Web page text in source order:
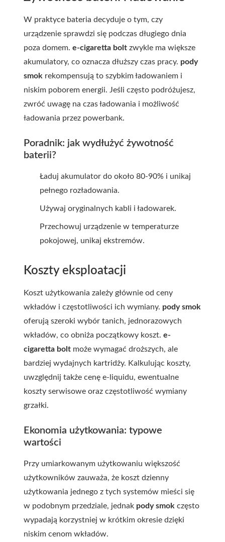
W praktyce bateria decyduje o tym, czy
urządzenie sprawdzi się podczas długiego dnia
poza domem. e-cigaretta bolt zwykle ma większe
akumulatory, co oznacza dłuższy czas pracy. pody
smok rekompensują to szybkim ładowaniem i
niskim poborem energii. Jeśli często podróżujesz,
zwróć uwagę na czas ładowania i możliwość
ładowania przez powerbank.
Poradnik: jak wydłużyć żywotność
baterii?
Ładuj akumulator do około 80-90% i unikaj
pełnego rozładowania.
Używaj oryginalnych kabli i ładowarek.
Przechowuj urządzenie w temperaturze
pokojowej, unikaj ekstremów.
Koszty eksploatacji
Koszt użytkowania zależy głównie od ceny
wkładów i częstotliwości ich wymiany. pody smok
oferują szeroki wybór tanich, jednorazowych
wkładów, co obniża początkowy koszt. e-
cigaretta bolt może wymagać droższych, ale
bardziej wydajnych kartridży. Kalkulując koszty,
uwzględnij także cenę e-liquidu, ewentualne
koszty serwisowe oraz częstotliwość wymiany
grzałki.
Ekonomia użytkowania: typowe
wartości
Przy umiarkowanym użytkowaniu większość
użytkowników zauważa, że koszt dzienny
użytkowania jednego z tych systemów mieści się
w podobnym przedziale, jednak pody smok często
wypadają korzystniej w krótkim okresie dzięki
niskim cenom wkładów.